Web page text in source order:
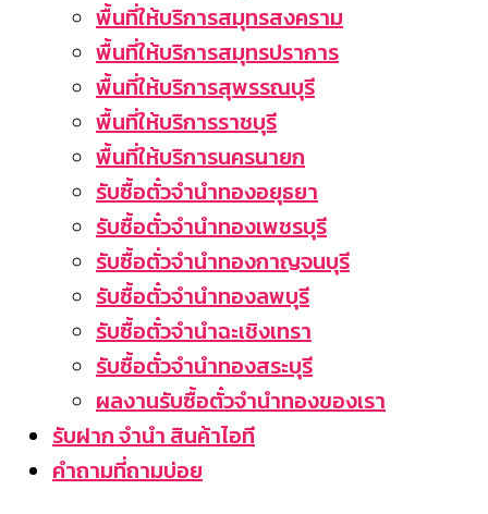
พื้นที่ให้บริการสมุทรสงคราม
พื้นที่ให้บริการสมุทรปราการ
พื้นที่ให้บริการสุพรรณบุรี
พื้นที่ให้บริการราชบุรี
พื้นที่ให้บริการนครนายก
รับซื้อตั๋วจำนำทองอยุธยา
รับซื้อตั๋วจำนำทองเพชรบุรี
รับซื้อตั่วจำนำทองกาญจนบุรี
รับซื้อตั๋วจำนำทองลพบุรี
รับซื้อตั๋วจำนำฉะเชิงเทรา
รับซื้อตั๋วจำนำทองสระบุรี
ผลงานรับซื้อตั๋วจำนำทองของเรา
รับฝาก จำนำ สินค้าไอที
คำถามที่ถามบ่อย